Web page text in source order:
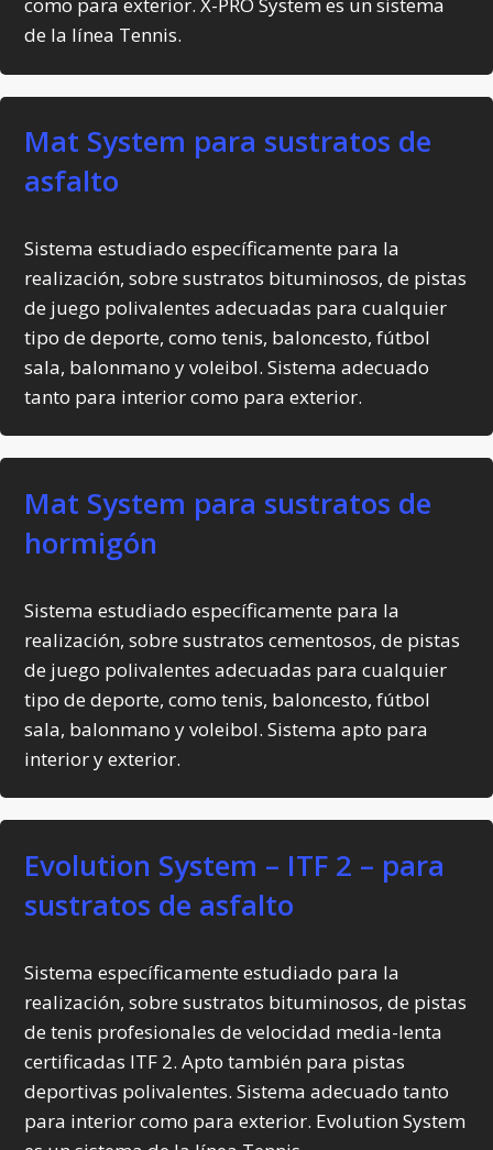
como para exterior. X-PRO System es un sistema
de la línea Tennis.
Mat System para sustratos de
asfalto
Sistema estudiado específicamente para la
realización, sobre sustratos bituminosos, de pistas
de juego polivalentes adecuadas para cualquier
tipo de deporte, como tenis, baloncesto, fútbol
sala, balonmano y voleibol. Sistema adecuado
tanto para interior como para exterior.
Mat System para sustratos de
hormigón
Sistema estudiado específicamente para la
realización, sobre sustratos cementosos, de pistas
de juego polivalentes adecuadas para cualquier
tipo de deporte, como tenis, baloncesto, fútbol
sala, balonmano y voleibol. Sistema apto para
interior y exterior.
Evolution System – ITF 2 – para
sustratos de asfalto
Sistema específicamente estudiado para la
realización, sobre sustratos bituminosos, de pistas
de tenis profesionales de velocidad media-lenta
certificadas ITF 2. Apto también para pistas
deportivas polivalentes. Sistema adecuado tanto
para interior como para exterior. Evolution System